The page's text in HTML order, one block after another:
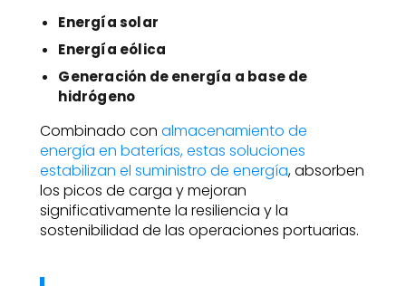
Energía solar
Energía eólica
Generación de energía a base de
hidrógeno
Combinado conalmacenamiento de
energía en baterías, estas soluciones
estabilizan el suministro de energía, absorben
los picos de carga y mejoran
significativamente la resiliencia y la
sostenibilidad de las operaciones portuarias.